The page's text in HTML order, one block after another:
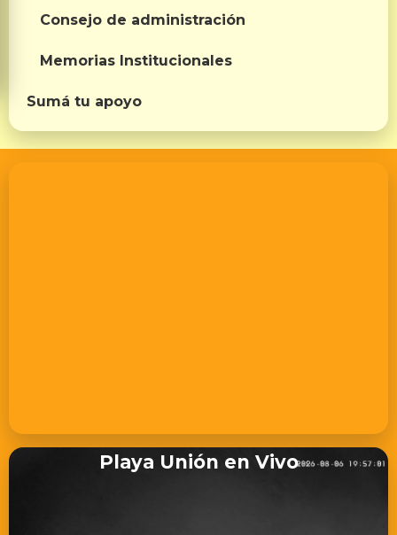
Consejo de administración
Memorias Institucionales
Sumá tu apoyo
Playa Unión en Vivo